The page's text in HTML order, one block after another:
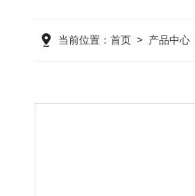
当前位置： 首页 > 产品中心